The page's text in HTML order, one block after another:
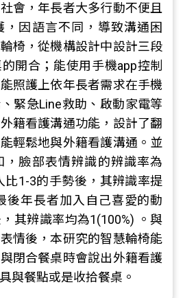
會，年長者大多行動不便且
因語言不同，導致溝通困
椅，從機構設計中設計三段
開合；能使用手機app控制
照護上依年長者需求在手機
緊急Line救助、啟動家電等
籍看護溝通功能，設計了翻
輕鬆地與外籍看護溝通。並
，臉部表情辨識的辨識率為
比1-3的手勢後，其辨識率提
後年長者加入自己喜愛的動
其辨識率均為1(100%) 。與
情後，本研究的智慧輪椅能
閉合餐桌時會說出外籍看護
與餐點或是收拾餐桌。